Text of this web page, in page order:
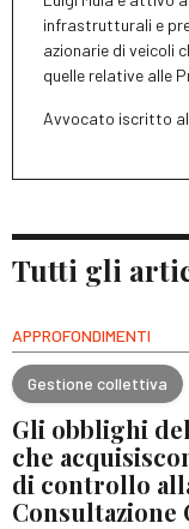
infrastrutturali e
azionarie di veicoli
quelle relative alle
Avvocato iscritto
Tutti gli
APPROFONDIMENTI
Gestione collettiva
Gli obblighi
che
di controllo
Consultazione